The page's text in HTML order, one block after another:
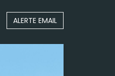
ALERTE EMAIL